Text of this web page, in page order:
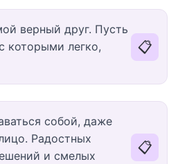
верный друг. Пусть
которыми легко,
📋
собой, даже
Радостных
и смелых
📋